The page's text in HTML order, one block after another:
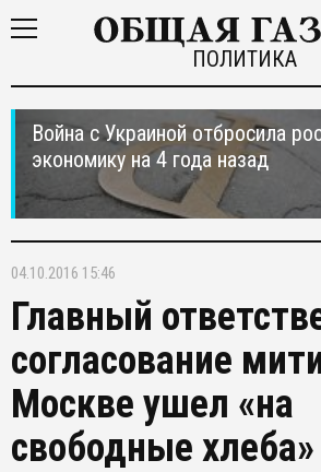
ПОЛИТИКА
Война с Украиной отбросила
экономику на 4 года назад
04.10.2016 15:46
Главный
согласование
Москве ушел «на
свободные хлеба»